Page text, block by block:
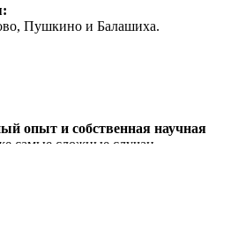
Пушкино и Балашиха.
опыт и собственная научная
самые сложные случаи